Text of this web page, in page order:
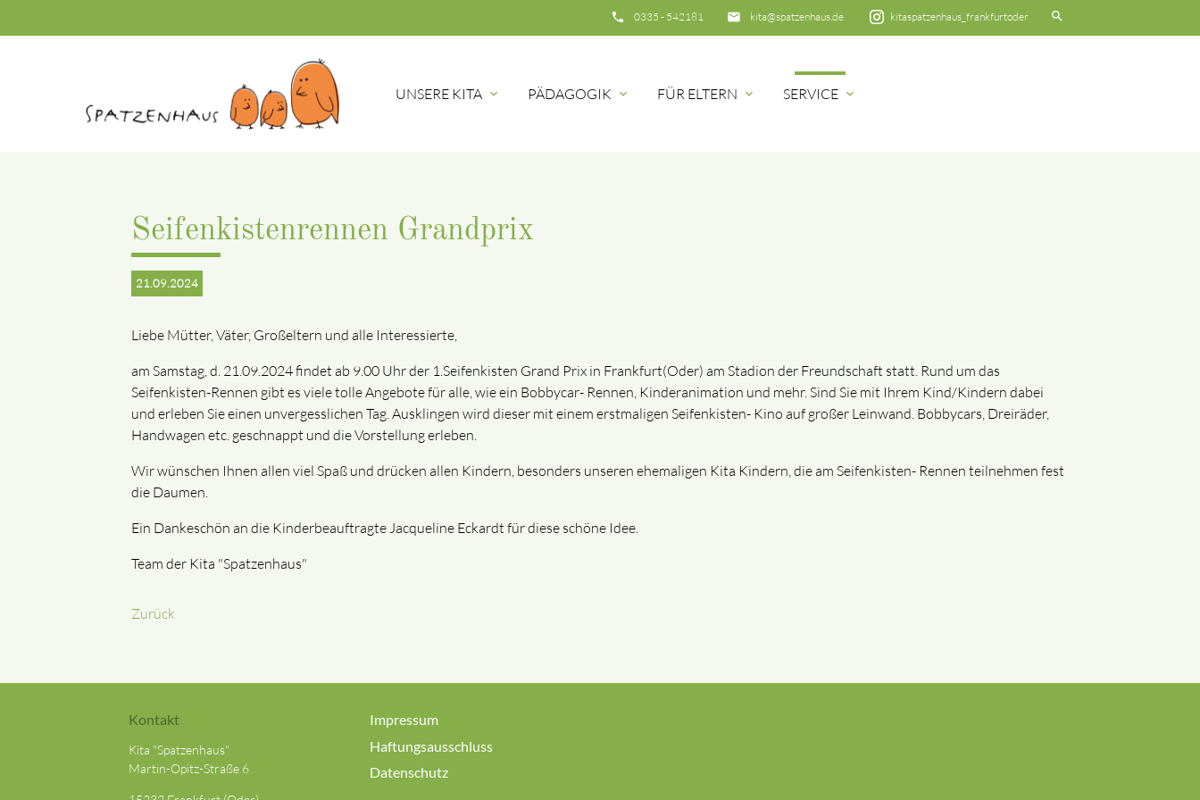
search
kitaspatzenhaus_frankfurtoder
email kita@spatzenhaus.de
phone 0335 - 542181
UNSERE KITA expand_more PÄDAGOGIK expand_more FÜR ELTERN expand_more SERVICE expand_more
Seifenkistenrennen Grandprix
21.09.2024
Liebe Mütter, Väter, Großeltern und alle Interessierte,
am Samstag, d. 21.09.2024 findet ab 9.00 Uhr der 1.Seifenkisten Grand Prix in Frankfurt(Oder) am Stadion der Freundschaft statt. Rund um das
Seifenkisten-Rennen gibt es viele tolle Angebote für alle, wie ein Bobbycar- Rennen, Kinderanimation und mehr. Sind Sie mit Ihrem Kind/Kindern dabei
und erleben Sie einen unvergesslichen Tag. Ausklingen wird dieser mit einem erstmaligen Seifenkisten- Kino auf großer Leinwand. Bobbycars, Dreiräder,
Handwagen etc. geschnappt und die Vorstellung erleben.
Wir wünschen Ihnen allen viel Spaß und drücken allen Kindern, besonders unseren ehemaligen Kita Kindern, die am Seifenkisten- Rennen teilnehmen fest
die Daumen.
Ein Dankeschön an die Kinderbeauftragte Jacqueline Eckardt für diese schöne Idee.
Team der Kita "Spatzenhaus"
Zurück
Kontakt
Kita "Spatzenhaus"
Martin-Opitz-Straße 6
Impressum
Haftungsausschluss
Datenschutz